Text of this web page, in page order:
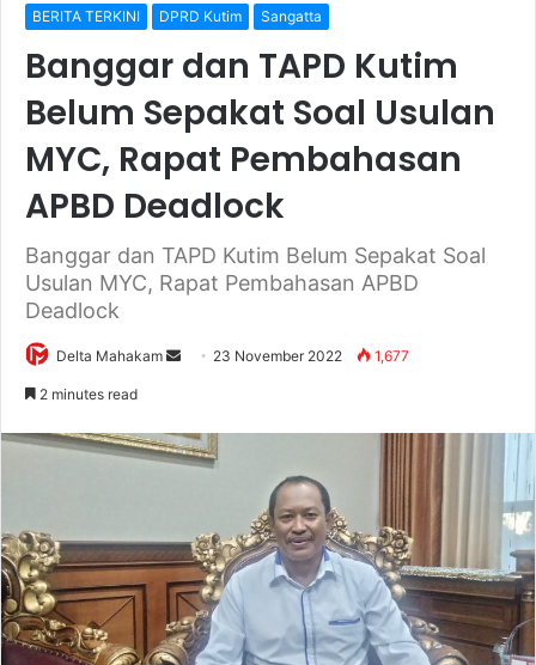
BERITA TERKINI DPRD Kutim Sangatta
Banggar dan TAPD Kutim
Belum Sepakat Soal Usulan
MYC, Rapat Pembahasan
APBD Deadlock
Banggar dan TAPD Kutim Belum Sepakat Soal
Usulan MYC, Rapat Pembahasan APBD
Deadlock
Delta Mahakam
d
a
m
a
i
l
23 November 2022 1,677
2 minutes read